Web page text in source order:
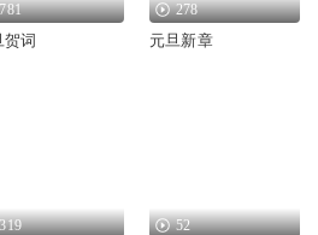
781
贺词
278
元旦新章
319 52